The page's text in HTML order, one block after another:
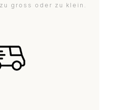
gross oder zu klein.